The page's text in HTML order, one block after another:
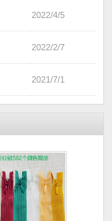
2022/4/5
2022/2/7
2021/7/1